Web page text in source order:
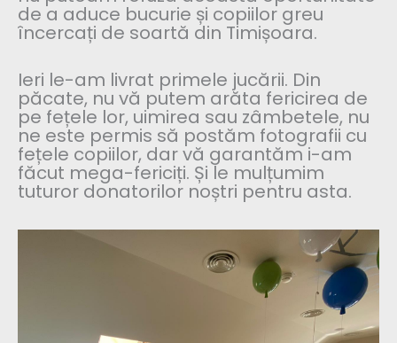
de a aduce bucurie și copiilor greu
încercați de soartă din Timișoara.
Ieri le-am livrat primele jucării. Din
păcate, nu vă putem arăta fericirea de
pe fețele lor, uimirea sau zâmbetele, nu
ne este permis să postăm fotografii cu
fețele copiilor, dar vă garantăm i-am
făcut mega-fericiți. Și le mulțumim
tuturor donatorilor noștri pentru asta.